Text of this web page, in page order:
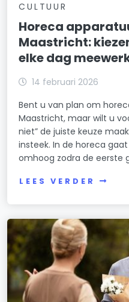
CULTUUR
Horeca
Maastricht:
elke dag
14 februari 2026
Bent u van plan om
Maastricht, maar wilt u
niet” de juiste keuze
insteek. In de horeca
omhoog zodra de eerste
LEES VERDER